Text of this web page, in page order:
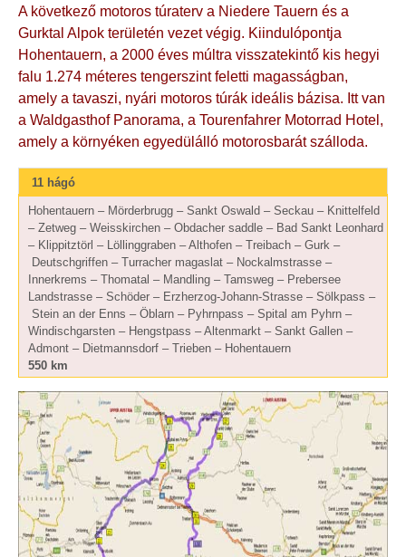
A következő motoros túraterv a Niedere Tauern és a
Gurktal Alpok területén vezet végig. Kiindulópontja
Hohentauern, a 2000 éves múltra visszatekintő kis hegyi
falu 1.274 méteres tengerszint feletti magasságban,
amely a tavaszi, nyári motoros túrák ideális bázisa. Itt van
a Waldgasthof Panorama, a Tourenfahrer Motorrad Hotel,
amely a környéken egyedülálló motorosbarát szálloda.
11 hágó
Hohentauern – Mörderbrugg – Sankt Oswald – Seckau – Knittelfeld
– Zetweg – Weisskirchen – Obdacher saddle – Bad Sankt Leonhard
– Klippitztörl – Löllinggraben – Althofen – Treibach – Gurk –
Deutschgriffen – Turracher magaslat – Nockalmstrasse –
Innerkrems – Thomatal – Mandling – Tamsweg – Prebersee
Landstrasse – Schöder – Erzherzog-Johann-Strasse – Sölkpass –
Stein an der Enns – Öblarn – Pyhrnpass – Spital am Pyhrn –
Windischgarsten – Hengstpass – Altenmarkt – Sankt Gallen –
Admont – Dietmannsdorf – Trieben – Hohentauern
550 km